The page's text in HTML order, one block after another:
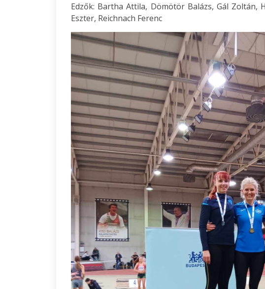
Edzők: Bartha Attila, Dömötör Balázs, Gál Zoltán,
Eszter, Reichnach Ferenc